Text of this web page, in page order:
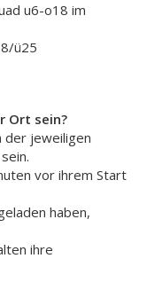
u6-o18 im
ü25
Ort sein?
der jeweiligen
vor ihrem Start
haben,
ihre